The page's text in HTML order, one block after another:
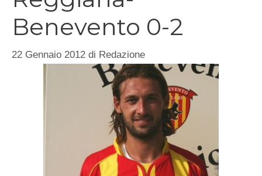
Benevento 0-2
22 Gennaio 2012 di Redazione